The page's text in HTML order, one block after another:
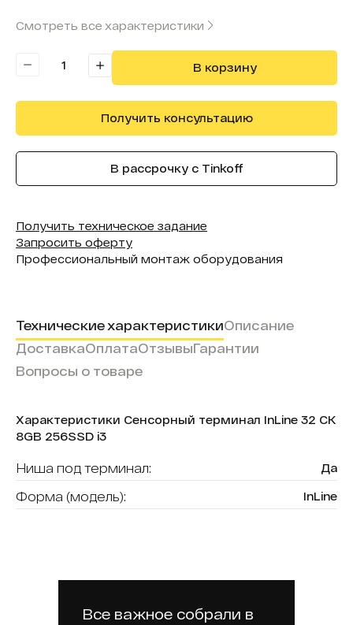
Смотреть все характеристики
В корзину
Получить консультацию
В рассрочку с Tinkoff
Получить техническое задание
Запросить оферту
Профессиональный монтаж оборудования
Технические характеристикиОписание
ДоставкаОплатаОтзывыГарантии
Вопросы о товаре
Характеристики Сенсорный терминал InLine 32 СК
8GB 256SSD i3
Ниша под терминал: Да
Форма (модель): InLine
Бренд: Intechirs
Модель процессора:
Все важное собрали в